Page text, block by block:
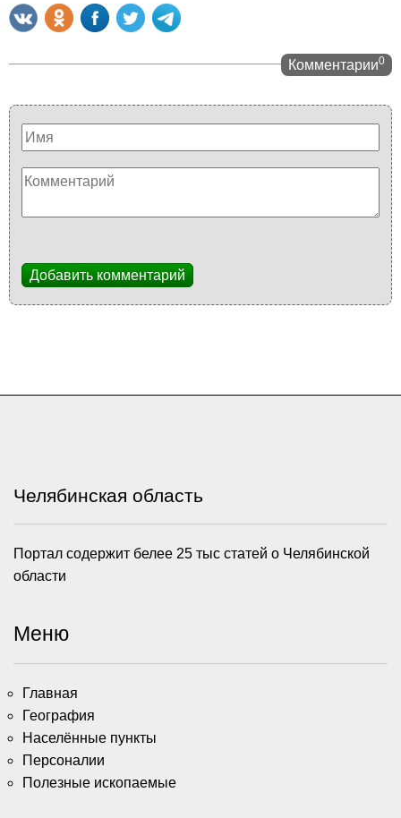
Комментарии0
Добавить комментарий
Челябинская область
Портал содержит белее 25 тыс статей о Челябинской
области
Меню
Главная
География
Населённые пункты
Персоналии
Полезные ископаемые